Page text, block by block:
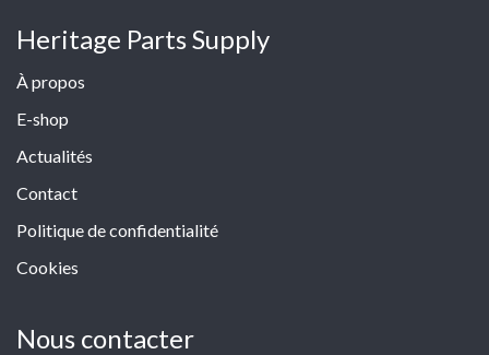
Heritage Parts Supply
À propos
E-shop
Actualités
Contact
Politique de confidentialité
Cookies
Nous contacter